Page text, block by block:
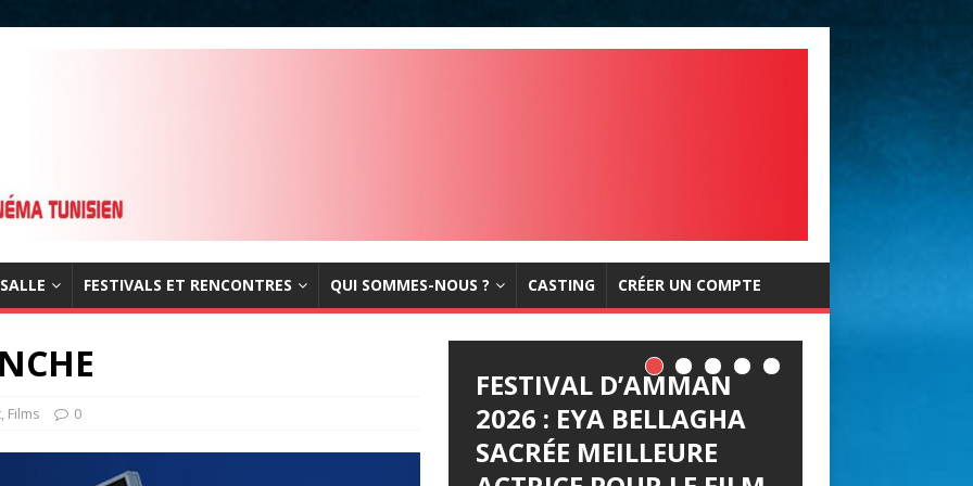
FESTIVALS ET RENCONTRES QUI SOMMES-NOUS ? CASTING CRÉER UN COMPTE
, Films 0
FESTIVAL D’AMMAN
2026 : EYA BELLAGHA
SACRÉE MEILLEURE